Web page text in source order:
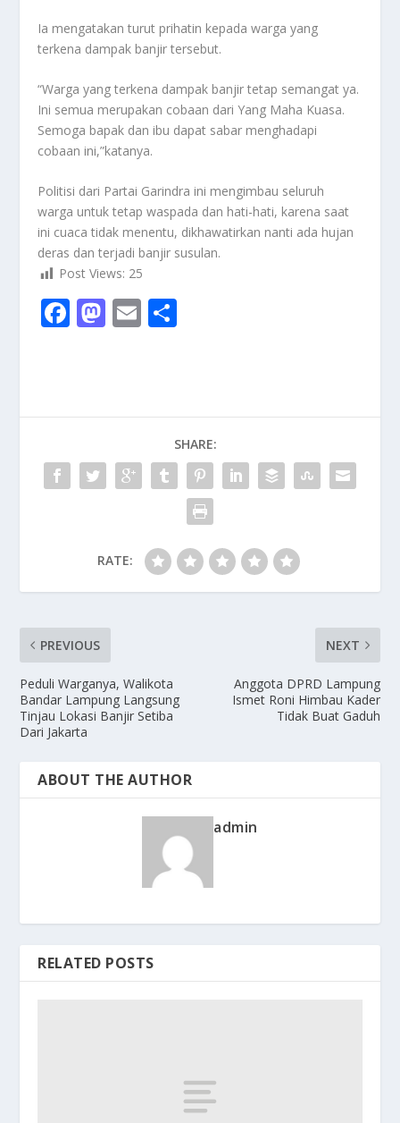
Ia mengatakan turut prihatin kepada warga yang
terkena dampak banjir tersebut.
“Warga yang terkena dampak banjir tetap semangat ya.
Ini semua merupakan cobaan dari Yang Maha Kuasa.
Semoga bapak dan ibu dapat sabar menghadapi
cobaan ini,”katanya.
Politisi dari Partai Garindra ini mengimbau seluruh
warga untuk tetap waspada dan hati-hati, karena saat
ini cuaca tidak menentu, dikhawatirkan nanti ada hujan
deras dan terjadi banjir susulan.
Post Views: 25
F
ac
o
o
k
M
as
o
n
E
m
SHARE:
RATE:
PREVIOUS
Peduli Warganya, Walikota
Bandar Lampung Langsung
Tinjau Lokasi Banjir Setiba
Dari Jakarta
NEXT
Anggota DPRD Lampung
Ismet Roni Himbau Kader
Tidak Buat Gaduh
ABOUT THE AUTHOR
admin
RELATED POSTS